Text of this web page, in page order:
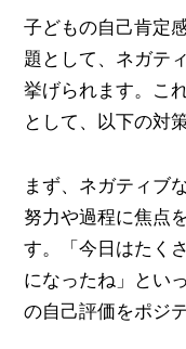
子どもの自己肯定
題として、ネガテ
挙げられます。こ
として、以下の対
まず、ネガティブ
努力や過程に焦点
す。「今日はたく
になったね」とい
の自己評価をポジ